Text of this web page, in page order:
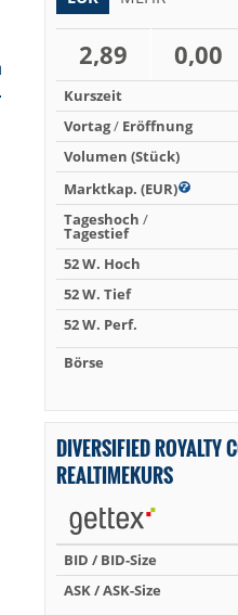
2,89 0,00
Kurszeit
Vortag/ Eröffnung
Volumen (Stück)
Marktkap. (EUR)
Tageshoch /
Tagestief
52 W. Hoch
52 W. Tief
52 W. Perf.
Börse
DIVERSIFIED ROYALTY
REALTIMEKURS
BID / BID-Size
ASK / ASK-Size